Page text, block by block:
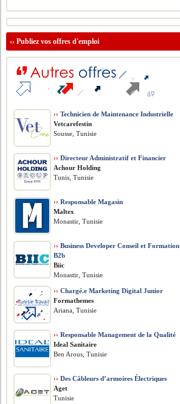
››Publiez vos offres d'emploi
›› Technicien de Maintenance Industrielle
Vetcarefestin
Sousse, Tunisie
›› Directeur Administratif et Financier
Achour Holding
Tunis, Tunisie
›› Responsable Magasin
Maltex
Monastir, Tunisie
›› Business Developer Conseil et Formation
B2b
Biic
Monastir, Tunisie
›› Chargé.e Marketing Digital Junior
Formathemes
Ariana, Tunisie
›› Responsable Management de la Qualité
Ideal Sanitaire
Ben Arous, Tunisie
›› Des Câbleurs d’armoires Électriques
Aget
Tunisie